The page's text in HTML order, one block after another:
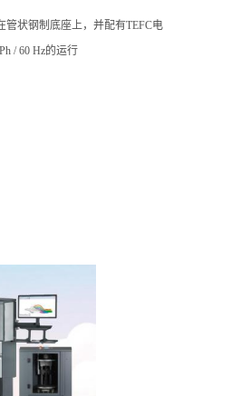
状钢制底座上，并配有TEFC电
/ 60 Hz的运行